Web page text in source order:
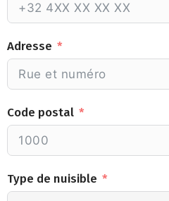
Adresse
Code postal
Type de nuisible